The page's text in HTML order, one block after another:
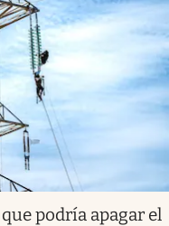
podría apagar el